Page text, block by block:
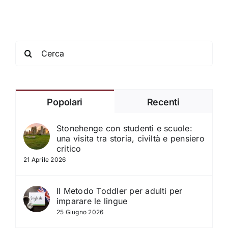
Popolari Recenti
Stonehenge con studenti e scuole:
una visita tra storia, civiltà e pensiero
critico
21 Aprile 2026
Il Metodo Toddler per adulti per
imparare le lingue
25 Giugno 2026